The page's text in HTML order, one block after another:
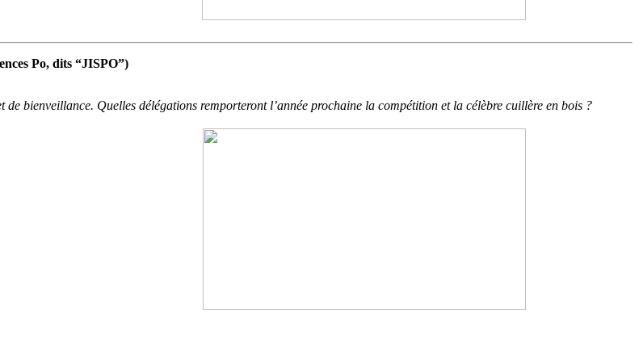
Po, dits “JISPO”)
bienveillance. Quelles délégations remporteront l’année prochaine la compétition et la célèbre cuillère en bois ?